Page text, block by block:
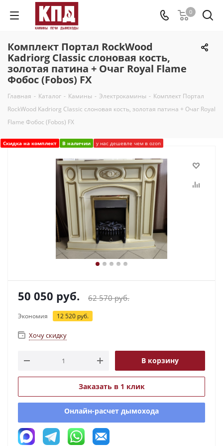
0
Комплект Портал RockWood
Kadriorg Classic слоновая кость,
золотая патина + Очаг Royal Flame
Фобос (Fobos) FX
Главная - Каталог - Камины - Электрокамины - Комплект Портал
RockWood Kadriorg Classic слоновая кость, золотая патина + Очаг Royal
Flame Фобос (Fobos) FX
Скидка на комплект В наличии у нас дешевле чем в ozon
50 050 руб. 62 570руб.
Экономия 12 520 руб.
Хочу скидку
В корзину
Заказать в 1 клик
Онлайн-расчет дымохода